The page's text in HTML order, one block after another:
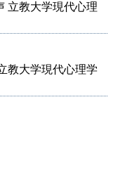
立教大学現代心理
教大学現代心理学